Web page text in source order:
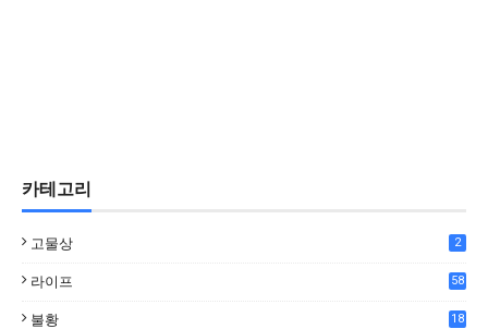
카테고리
고물상 2
라이프 58
불황
18